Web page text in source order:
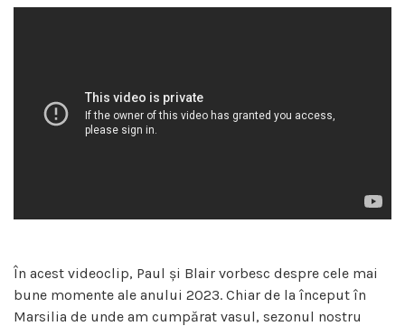
În acest videoclip, Paul și Blair vorbesc despre cele mai
bune momente ale anului 2023. Chiar de la început în
Marsilia de unde am cumpărat vasul, sezonul nostru